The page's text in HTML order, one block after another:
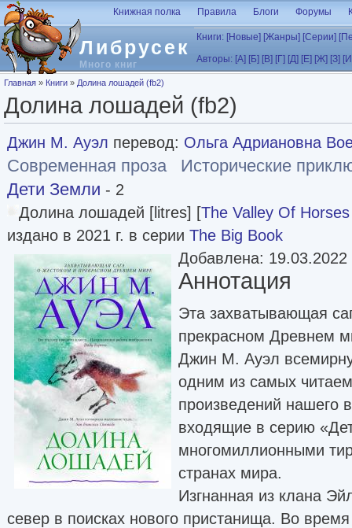
Перейти к основному содержанию
Либрусек
Много книг
Книжная полка Правила Блоги Форумы
Книги: [Новые] [Жанры] [Серии]
Авторы: [А] [Б] [В] [Г] [Д] [Е] [Ж] [З]
Вы здесь
Главная » Книги » Долина лошадей (fb2)
Долина лошадей (fb2)
Джин М. Ауэл перевод: Ольга Адриановна
Современная проза
Исторические
Дети Земли - 2
Долина лошадей [litres] [The Valley Of Horses
издано в 2021 г. в серии The Big Book
Добавлена: 19.03.2022
Аннотация
Эта захватывающая
прекрасном Древнем
Джин М. Ауэл
одним из самых
произведений нашего
входящие в серию
многомиллионными
странах мира.
Изгнанная из клана
север в поисках нового пристанища. Во время